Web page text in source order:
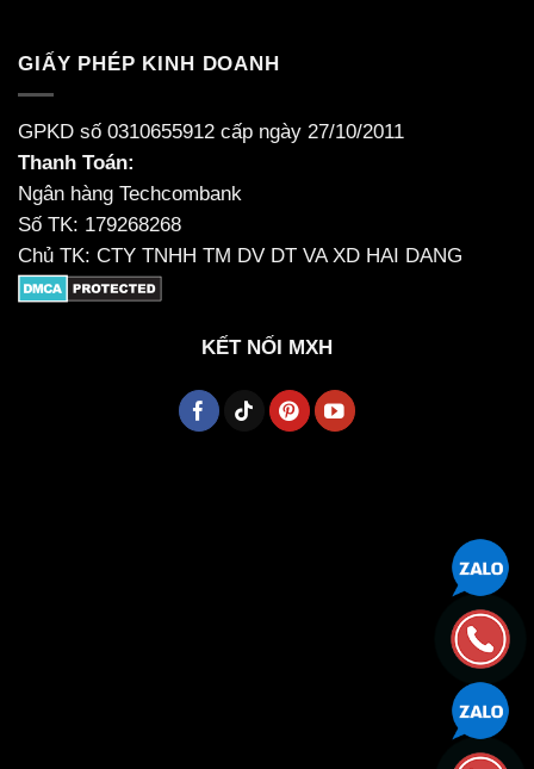
GIẤY PHÉP KINH DOANH
GPKD số 0310655912 cấp ngày 27/10/2011
Thanh Toán:
Ngân hàng Techcombank
Số TK: 179268268
Chủ TK: CTY TNHH TM DV DT VA XD HAI DANG
KẾT NỐI MXH